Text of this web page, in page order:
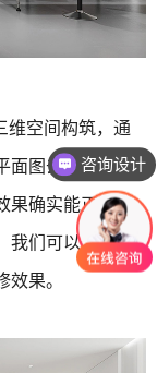
维空间构筑，通
面图去塑造层次
果确实能正确引
我们可以通过提
果。
咨询设计